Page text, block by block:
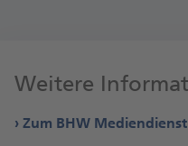
Weitere
Zum BHW Mediendienst